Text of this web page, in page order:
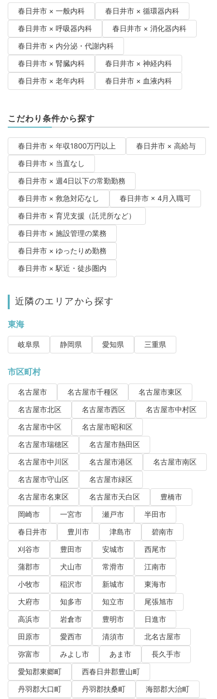
春日井市 × 一般内科
春日井市 × 循環器内科
春日井市 × 呼吸器内科
春日井市 × 消化器内科
春日井市 × 内分泌・代謝内科
春日井市 × 腎臓内科
春日井市 × 神経内科
春日井市 × 老年内科
春日井市 × 血液内科
こだわり条件から探す
春日井市 × 年収1800万円以上
春日井市 × 高給与
春日井市 × 当直なし
春日井市 × 週4日以下の常勤勤務
春日井市 × 救急対応なし
春日井市 × 4月入職可
春日井市 × 育児支援（託児所など）
春日井市 × 施設管理の業務
春日井市 × ゆったりめ勤務
春日井市 × 駅近・徒歩圏内
近隣のエリアから探す
東海
岐阜県 静岡県 愛知県 三重県
市区町村
名古屋市 名古屋市千種区
名古屋市東区
名古屋市北区
名古屋市西区
名古屋市中村区
名古屋市中区
名古屋市昭和区
名古屋市瑞穂区
名古屋市熱田区
名古屋市中川区
名古屋市港区
名古屋市南区
名古屋市守山区
名古屋市緑区
名古屋市名東区
名古屋市天白区
豊橋市
岡崎市
一宮市 瀬戸市
半田市
春日井市
豊川市 津島市
碧南市
刈谷市
豊田市 安城市
西尾市
蒲郡市
犬山市 常滑市
江南市
小牧市
稲沢市 新城市
東海市
大府市
知多市 知立市
尾張旭市
高浜市
岩倉市 豊明市
日進市
田原市
愛西市 清須市
北名古屋市
弥富市
みよし市 あま市
長久手市
愛知郡東郷町
西春日井郡豊山町
丹羽郡大口町
丹羽郡扶桑町 海部郡大治町